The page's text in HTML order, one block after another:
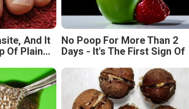
And It
Of Plain...
No Poop For More Than 2
Days - It's The First Sign Of